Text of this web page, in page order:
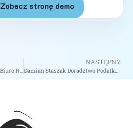
Zobacz stronę demo
Asar Kancelaria Podatkowa Biuro Rachunkowe – zobacz na biizii.com
NASTĘPNY
Damian Staszak Doradztwo Podatkowe – zobacz na biizii.com